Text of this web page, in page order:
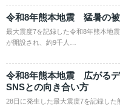
令和8年熊本地震 猛暑の
最大震度7を記録した令和8年熊本地
が開設され、約9千人…
令和8年熊本地震 広がるデ
SNSとの向き合い方
28日に発生した最大震度7を記録した